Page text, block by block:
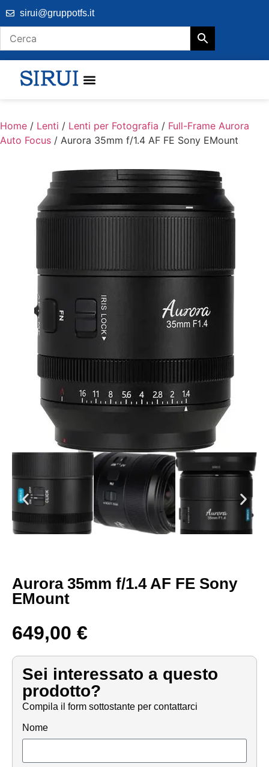
sirui@gruppotfs.it
Home / Lenti / Lenti per Fotografia / Full-Frame Aurora
Auto Focus / Aurora 35mm f/1.4 AF FE Sony EMount
Aurora 35mm f/1.4 AF FE Sony
EMount
649,00 €
Sei interessato a questo
prodotto?
Compila il form sottostante per contattarci
Nome